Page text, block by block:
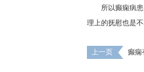
所以癫痫病
理上的抚慰也是
上一页 癫痫